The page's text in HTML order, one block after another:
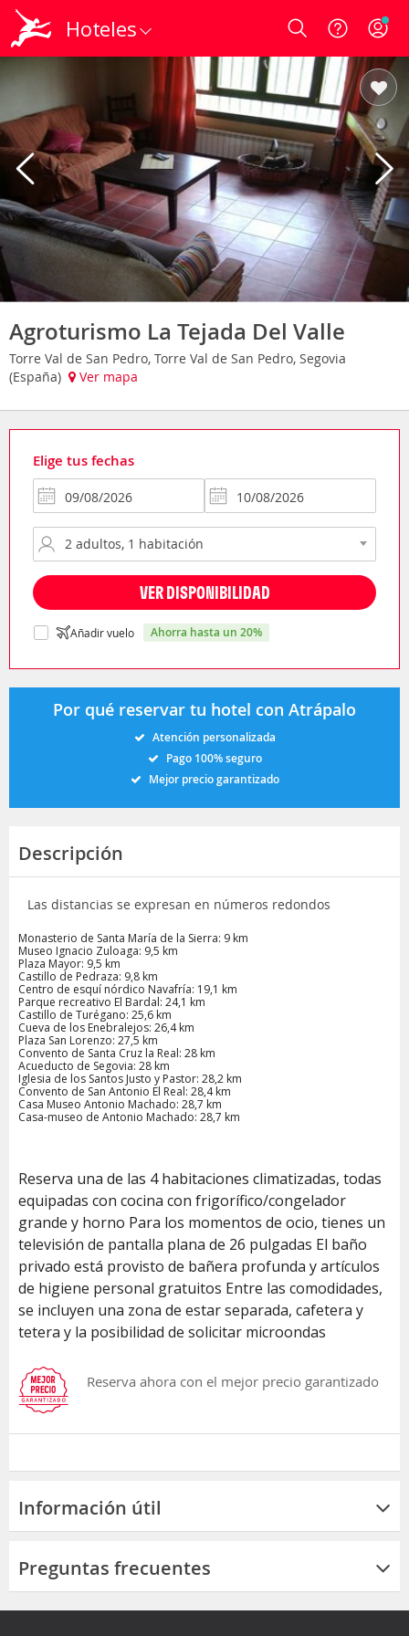
Hoteles Login
Agroturismo La Tejada Del Valle
Torre Val de San Pedro, Torre Val de San Pedro, Segovia
(España)
Ver mapa
Elige tus fechas
VER DISPONIBILIDAD
Añadir vuelo ahorra hasta un 20%
Por qué reservar tu hotel con Atrápalo
Atención personalizada
Pago 100% seguro
Mejor precio garantizado
Descripción
Las distancias se expresan en números redondos
Monasterio de Santa María de la Sierra: 9 km
Museo Ignacio Zuloaga: 9,5 km
Plaza Mayor: 9,5 km
Castillo de Pedraza: 9,8 km
Centro de esquí nórdico Navafría: 19,1 km
Parque recreativo El Bardal: 24,1 km
Castillo de Turégano: 25,6 km
Cueva de los Enebralejos: 26,4 km
Plaza San Lorenzo: 27,5 km
Convento de Santa Cruz la Real: 28 km
Acueducto de Segovia: 28 km
Iglesia de los Santos Justo y Pastor: 28,2 km
Convento de San Antonio El Real: 28,4 km
Casa Museo Antonio Machado: 28,7 km
Casa-museo de Antonio Machado: 28,7 km
Reserva una de las 4 habitaciones climatizadas, todas
equipadas con cocina con frigorífico/congelador
grande y horno Para los momentos de ocio, tienes un
televisión de pantalla plana de 26 pulgadas El baño
privado está provisto de bañera profunda y artículos
de higiene personal gratuitos Entre las comodidades,
se incluyen una zona de estar separada, cafetera y
tetera y la posibilidad de solicitar microondas
Reserva ahora con el mejor precio garantizado
Información útil
Preguntas frecuentes